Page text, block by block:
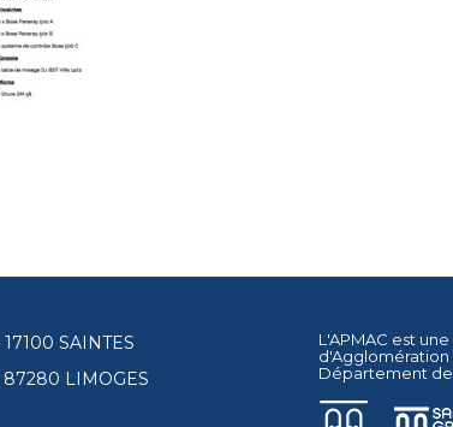
SAINTES
LIMOGES
L'APMAC est
d'Agglomération
Département